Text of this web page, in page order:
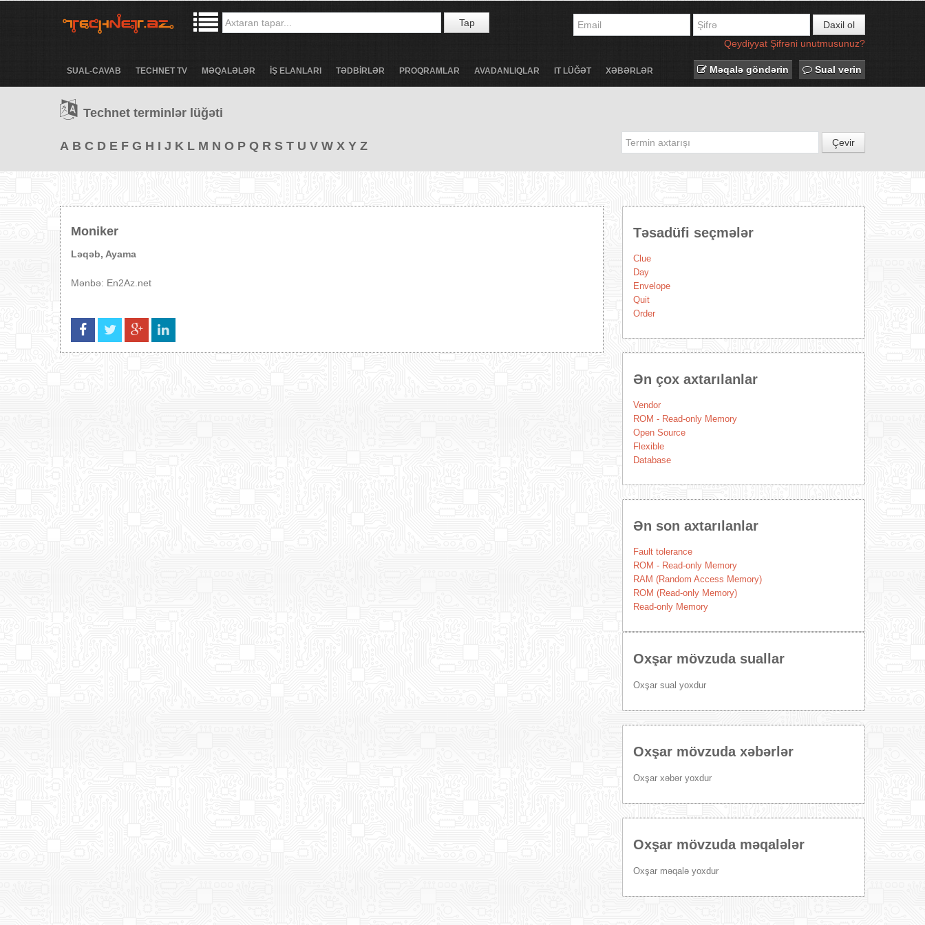
Tap
Daxil ol
Qeydiyyat Şifrəni unutmusunuz?
SUAL-CAVAB TECHNET TV MƏQALƏLƏR İŞ ELANLARI TƏDBİRLƏR PROQRAMLAR AVADANLIQLAR IT LÜĞƏT XƏBƏRLƏR Məqalə göndərin Sual verin
Technet terminlər lüğəti
A B C D E F G H I J K L M N O P Q R S T U V W X Y Z Çevir
Moniker
Ləqəb, Ayama
Mənbə: En2Az.net
Təsadüfi seçmələr
Clue
Day
Envelope
Quit
Order
Ən çox axtarılanlar
Vendor
ROM - Read-only Memory
Open Source
Flexible
Database
Ən son axtarılanlar
Fault tolerance
ROM - Read-only Memory
RAM (Random Access Memory)
ROM (Read-only Memory)
Read-only Memory
Oxşar mövzuda suallar
Oxşar sual yoxdur
Oxşar mövzuda xəbərlər
Oxşar xəbər yoxdur
Oxşar mövzuda məqalələr
Oxşar məqalə yoxdur